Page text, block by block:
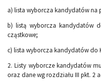
a) lista wyborcza kandydatów na
b) listą wyborcza kandydatów
cząstkowe;
c) lista wyborcza kandydatów do
2. Listy wyborcze kandydatów
oraz dane wg rozdziału III pkt. 2